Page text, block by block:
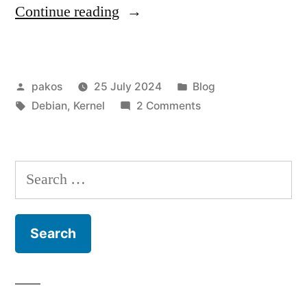
Continue reading “More
in
/boot”
Posted
by
pakos 25 July 2024
Posted
in
Blog
Tags:
Debian, Kernel 2 Commentson
needed
/boot
Search
for: